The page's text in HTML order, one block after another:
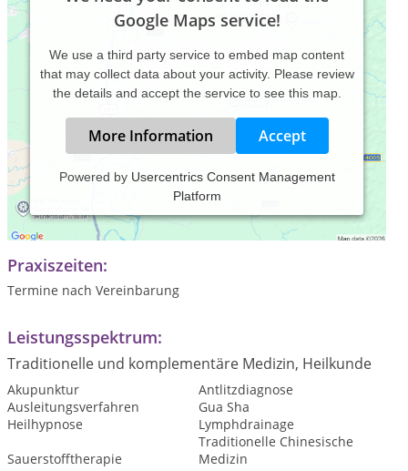
Google Maps service!
We use a third party service to embed map content
that may collect data about your activity. Please review
the details and accept the service to see this map.
More Information Accept
Powered by Usercentrics Consent Management
Platform
Heilpraxis Sandra Klafky-Winter
Hypnose // Akupunktur // TCM
Praxiszeiten:
Termine nach Vereinbarung
Leistungsspektrum:
Traditionelle und komplementäre Medizin, Heilkunde
Akupunktur
Antlitzdiagnose
Ausleitungsverfahren
Gua Sha
Heilhypnose
Lymphdrainage
Sauerstofftherapie
Traditionelle Chinesische
Medizin